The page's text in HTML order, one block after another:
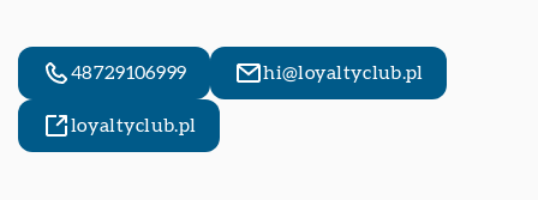
48729106999 hi@loyaltyclub.pl
loyaltyclub.pl